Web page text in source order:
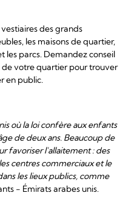
des grands
les maisons de quartier,
les parcs. Demandez conseil
votre quartier pour trouver
en public.
où la loi confère aux enfants
de deux ans. Beaucoup de
favoriser l'allaitement : des
centres commerciaux et le
les lieux publics, comme
- Émirats arabes unis.